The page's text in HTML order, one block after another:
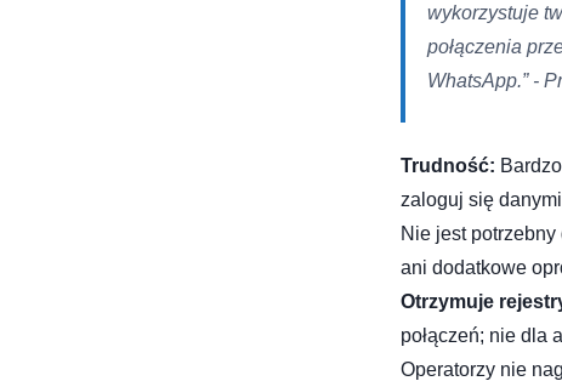
wykorzystuje
połączenia
WhatsApp.”-
Trudność:
zaloguj się
Nie jest
ani dodatkowe
Otrzymuje
połączeń; nie dla
Operatorzy nie